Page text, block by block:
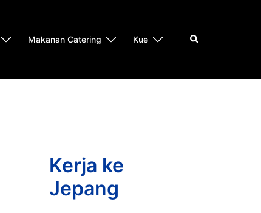
Makanan Catering Kue Search
Kerja ke
Jepang